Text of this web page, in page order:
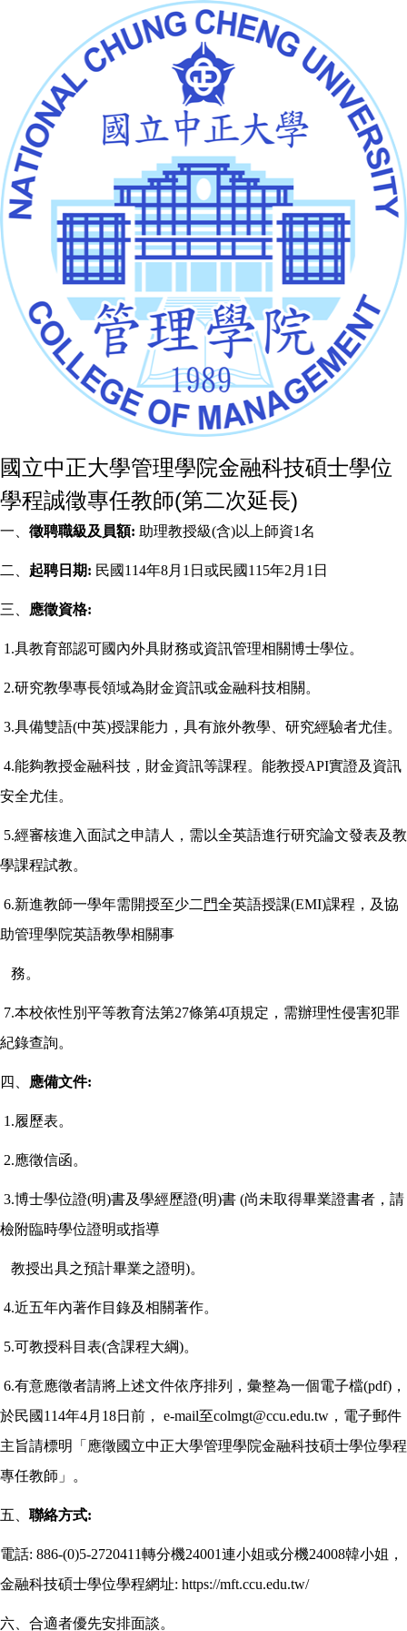
國立中正大學管理學院金融科技碩士學位
學程誠徵專任教師(第二次延長)
一、 徵聘職級及員額: 助理教授級(含)以上師資1名
二、 起聘日期: 民國114年8月1日或民國115年2月1日
三、 應徵資格:
1.具教育部認可國內外具財務或資訊管理相關博士學位。
2.研究教學專長領域為財金資訊或金融科技相關。
3.具備雙語(中英)授課能力，具有旅外教學、研究經驗者尤佳。
4.能夠教授金融科技，財金資訊等課程。能教授API實證及資訊
安全尤佳。
5.經審核進入面試之申請人，需以全英語進行研究論文發表及教
學課程試教。
6.新進教師一學年需開授至少二 門全英語授課(EMI)課程，及協
助管理學院英語教學相關事
務。
7.本校依性別平等教育法第27條第4項規定，需辦理性侵害犯罪
紀錄查詢。
四、 應備文件:
1.履歷表。
2.應徵信函。
3.博士學位證(明)書及學經歷證(明)書 (尚未取得畢業證書者，請
檢附臨時學位證明或指導
教授出具之預計畢業之證明)。
4.近五年內著作目錄及相關著作。
5.可教授科目表(含課程大綱)。
6.有意應徵者請將上述文件依序排列，彙整為一個電子檔(pdf)，
於民國114年4月18日前， e-mail至colmgt@ccu.edu.tw，電子郵件
主旨請標明「應徵國立中正大學管理學院金融科技碩士學位學程
專任教師」。
五、 聯絡方式:
電話: 886-(0)5-2720411轉分機24001連小姐或分機24008韓小姐，
金融科技碩士學位學程網址: https://mft.ccu.edu.tw/
六、合適者優先安排面談。